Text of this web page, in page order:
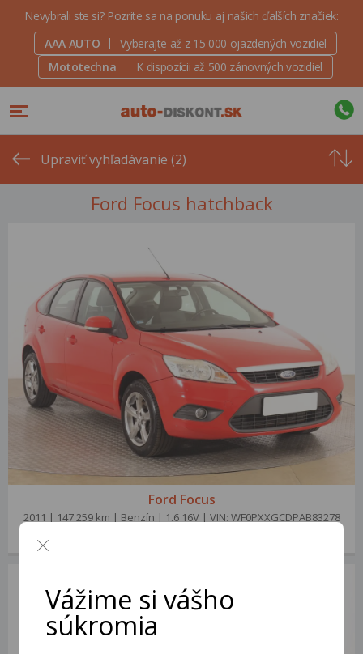
Nevybrali ste si? Pozrite sa na ponuku aj našich ďalších značiek:
AAA AUTO
Vyberajte až z 15 000 ojazdených vozidiel
Mototechna
K dispozícii až 500 zánovných vozidiel
Upraviť vyhľadávanie (2)
ceny
Ford Focus hatchback
Ford Focus
2011 | 147 259 km | Benzín | 1.6 16V | VIN: WF0PXXGCDPAB83278
Vážime si vášho
súkromia